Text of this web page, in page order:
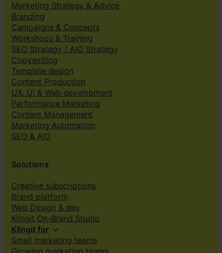
Marketing Strategy & Advice
Branding
Campaigns & Concepts
Workshops & Training
SEO Strategy / AIO Strategy
Copywriting
Template design
Content Production
UX, UI & Web development
Performance Marketing
Content Management
Marketing Automation
SEO & AIO
Solutions
Creative subscriptions
Brand platform
Web Design & dev
Klingit On-Brand Studio
Klingit for
Small marketing teams
Growing marketing teams